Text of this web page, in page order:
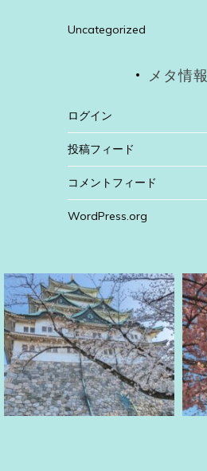
Uncategorized
メタ情報
ログイン
投稿フィード
コメントフィード
WordPress.org